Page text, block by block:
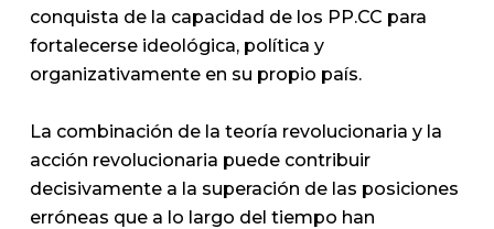
conquista de la capacidad de los PP.CC para
fortalecerse ideológica, política y
organizativamente en su propio país.
La combinación de la teoría revolucionaria y la
acción revolucionaria puede contribuir
decisivamente a la superación de las posiciones
erróneas que a lo largo del tiempo han